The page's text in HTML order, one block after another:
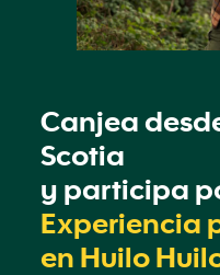
Canjea
Scotia
y participa
Experiencia
en Huilo